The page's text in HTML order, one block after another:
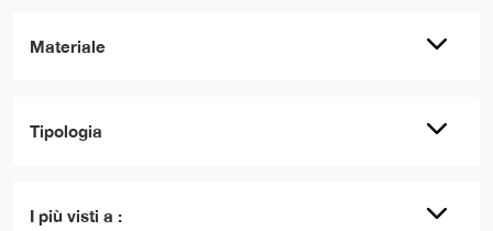
Materiale
Tipologia
I più visti a :